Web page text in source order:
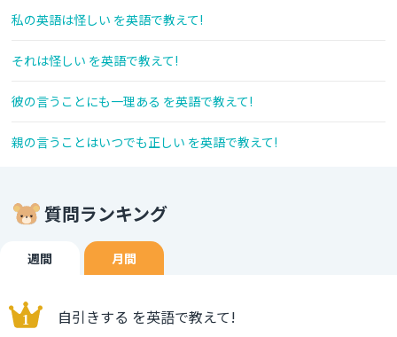
私の英語は怪しい を英語で教えて!
それは怪しい を英語で教えて!
彼の言うことにも一理ある を英語で教えて!
親の言うことはいつでも正しい を英語で教えて!
質問ランキング
週間 月間
自引きする を英語で教えて!